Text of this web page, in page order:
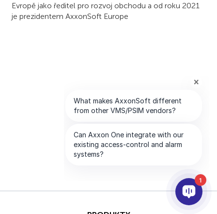
Evropě jako ředitel pro rozvoj obchodu a od roku 2021
je prezidentem AxxonSoft Europe
1